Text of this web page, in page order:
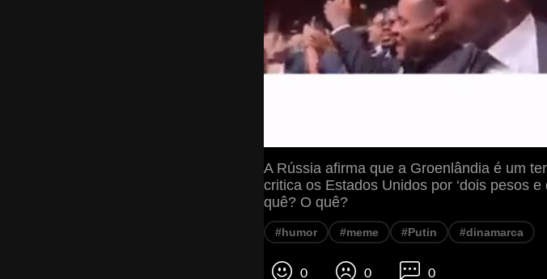
A Rússia afirma que a Groenlândia é um
critica os Estados Unidos por ‘dois pesos e
quê? O quê?
#humor #meme #Putin #dinamarca
0 0 0